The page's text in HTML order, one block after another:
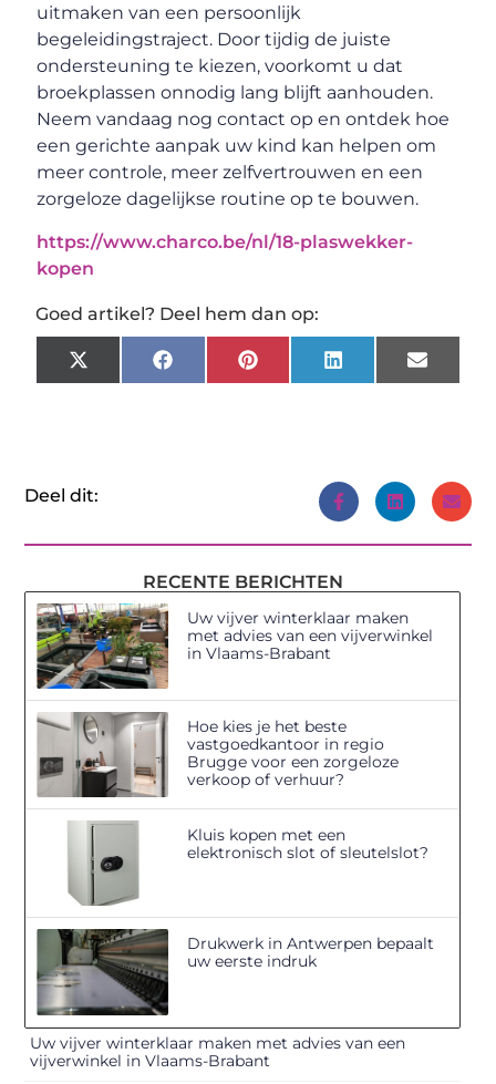
uitmaken van een persoonlijk
begeleidingstraject. Door tijdig de juiste
ondersteuning te kiezen, voorkomt u dat
broekplassen onnodig lang blijft aanhouden.
Neem vandaag nog contact op en ontdek hoe
een gerichte aanpak uw kind kan helpen om
meer controle, meer zelfvertrouwen en een
zorgeloze dagelijkse routine op te bouwen.
https://www.charco.be/nl/18-plaswekker-
kopen
Goed artikel? Deel hem dan op:
X
(Twitter)
FacebookPinterestLinkedInEmail
Deel dit:
RECENTE BERICHTEN
Uw vijver winterklaar maken
met advies van een vijverwinkel
in Vlaams-Brabant
Hoe kies je het beste
vastgoedkantoor in regio
Brugge voor een zorgeloze
verkoop of verhuur?
Kluis kopen met een
elektronisch slot of sleutelslot?
Drukwerk in Antwerpen bepaalt
uw eerste indruk
Uw vijver winterklaar maken met advies van een
vijverwinkel in Vlaams-Brabant